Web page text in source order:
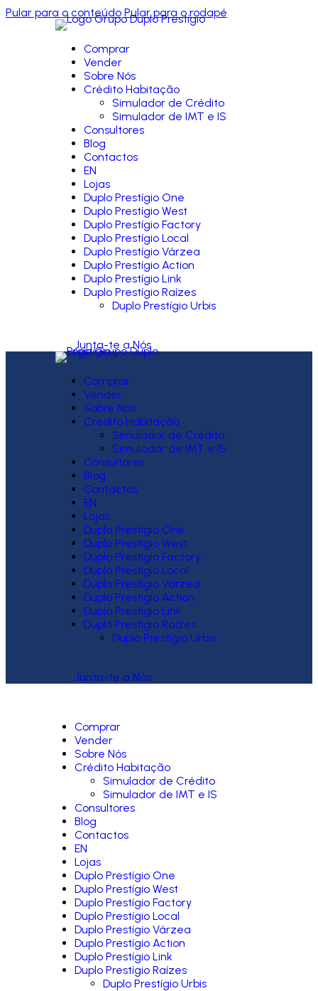
Pular para o conteúdo Pular para o rodapé
Comprar
Vender
Sobre Nós
Crédito Habitação
Simulador de Crédito
Simulador de IMT e IS
Consultores
Blog
Contactos
EN
Lojas
Duplo Prestígio One
Duplo Prestígio West
Duplo Prestígio Factory
Duplo Prestígio Local
Duplo Prestígio Várzea
Duplo Prestígio Action
Duplo Prestígio Link
Duplo Prestígio Raízes
Duplo Prestígio Urbis
Junta-te a Nós
Comprar
Vender
Sobre Nós
Crédito Habitação
Simulador de Crédito
Simulador de IMT e IS
Consultores
Blog
Contactos
EN
Lojas
Duplo Prestígio One
Duplo Prestígio West
Duplo Prestígio Factory
Duplo Prestígio Local
Duplo Prestígio Várzea
Duplo Prestígio Action
Duplo Prestígio Link
Duplo Prestígio Raízes
Duplo Prestígio Urbis
Junta-te a Nós
Comprar
Vender
Sobre Nós
Crédito Habitação
Simulador de Crédito
Simulador de IMT e IS
Consultores
Blog
Contactos
EN
Lojas
Duplo Prestígio One
Duplo Prestígio West
Duplo Prestígio Factory
Duplo Prestígio Local
Duplo Prestígio Várzea
Duplo Prestígio Action
Duplo Prestígio Link
Duplo Prestígio Raízes
Duplo Prestígio Urbis